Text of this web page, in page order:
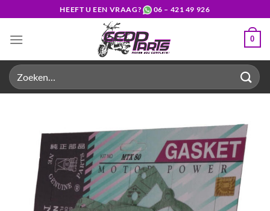
naar
inhoud
HEEFT U EEN VRAAG? 06 – 421 49 926
0
Zoeken
naar: